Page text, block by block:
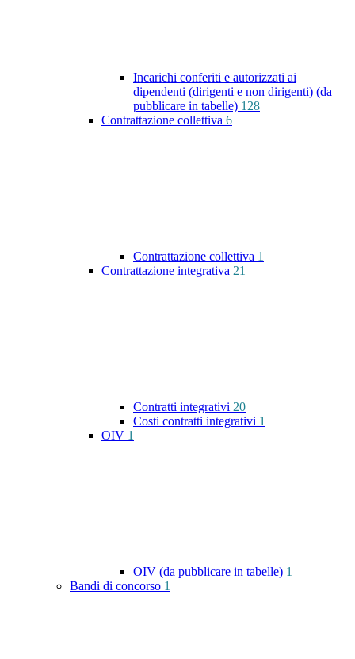
Incarichi conferiti e autorizzati ai
dipendenti (dirigenti e non dirigenti) (da
pubblicare in tabelle) 128
Contrattazione collettiva 6
Contrattazione collettiva 1
Contrattazione integrativa 21
Contratti integrativi 20
Costi contratti integrativi 1
OIV 1
OIV (da pubblicare in tabelle) 1
Bandi di concorso 1